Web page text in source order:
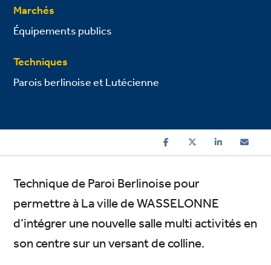
Marchés
Équipements publics
Techniques
Parois berlinoise et Lutécienne
Technique de Paroi Berlinoise pour
permettre à La ville de WASSELONNE
d’intégrer une nouvelle salle multi activités en
son centre sur un versant de colline.